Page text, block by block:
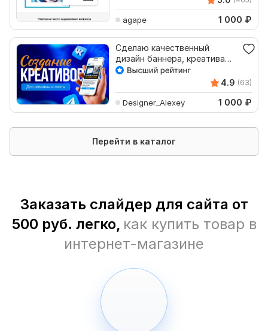
agape 1 000 ₽
Сделаю качественный
дизайн баннера, креатива
для сайта или соцсети
4.9 (63)
Designer_Alexey 1 000 ₽
Перейти в каталог
Заказать слайдер для сайта от
500 руб. легко, как купить товар в
интернет-магазине